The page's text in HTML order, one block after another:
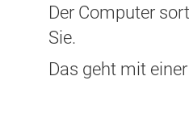
Der Computer
Sie.
Das geht mit